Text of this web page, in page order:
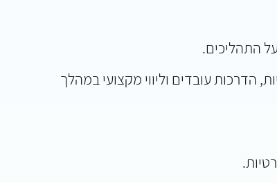
התהליכים.
הדרכות עובדים וליווי מקצועי במהלך